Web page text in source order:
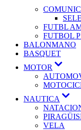
FUTBL
FUTBOL
BALONMANO
BASQUET
MOTOR
NAUTICA
VELA